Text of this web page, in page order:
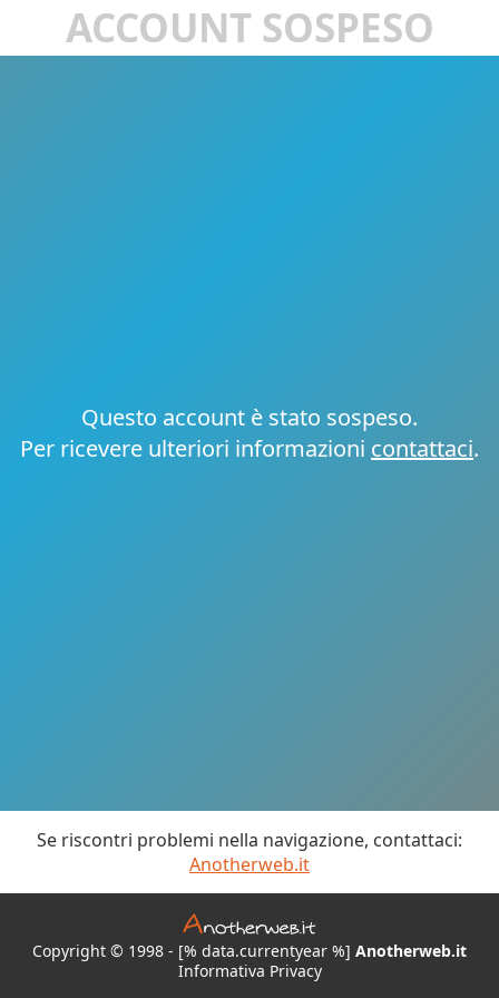
ACCOUNT SOSPESO
Questo account è stato sospeso.
Per ricevere ulteriori informazioni contattaci.
Se riscontri problemi nella navigazione, contattaci:
Anotherweb.it
Copyright © 1998 - [% data.currentyear %] Anotherweb.it
Informativa Privacy